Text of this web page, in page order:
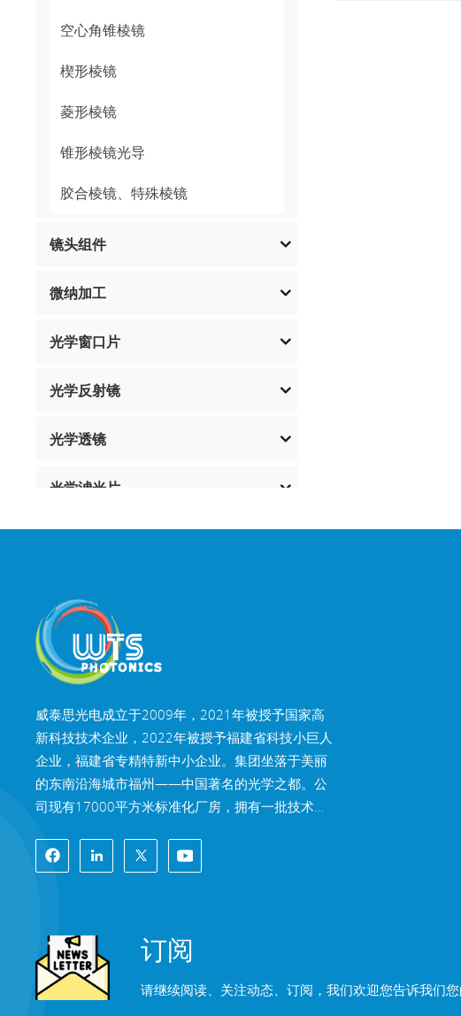
空心角锥棱镜
楔形棱镜
菱形棱镜
锥形棱镜光导
胶合棱镜、特殊棱镜
镜头组件
微纳加工
光学窗口片
光学反射镜
光学透镜
光学滤光片
新产品
高精度低阶波片
N-BK7 和熔融石英楔
形棱镜和楔形窗口
威泰思光电成立于2009年，2021年被授予国家高
新科技技术企业，2022年被授予福建省科技小巨人
企业，福建省专精特新中小企业。集团坐落于美丽
的东南沿海城市福州——中国著名的光学之都。公
司现有17000平方米标准化厂房，拥有一批技术娴
系，装配体系，检测体系，可为客户提供高精密光
学元器件、高精度光学成像镜头和高功率激光元器
镜、棱镜、波片、分光镜、激光晶体，镜头和模组
等光学元器件及光学系统。产品广泛应用于机器视
觉、工业激光、生物医疗、精密仪器、航天航空、
订阅
请继续阅读、关注动态、订阅，我们欢迎您告诉我们您